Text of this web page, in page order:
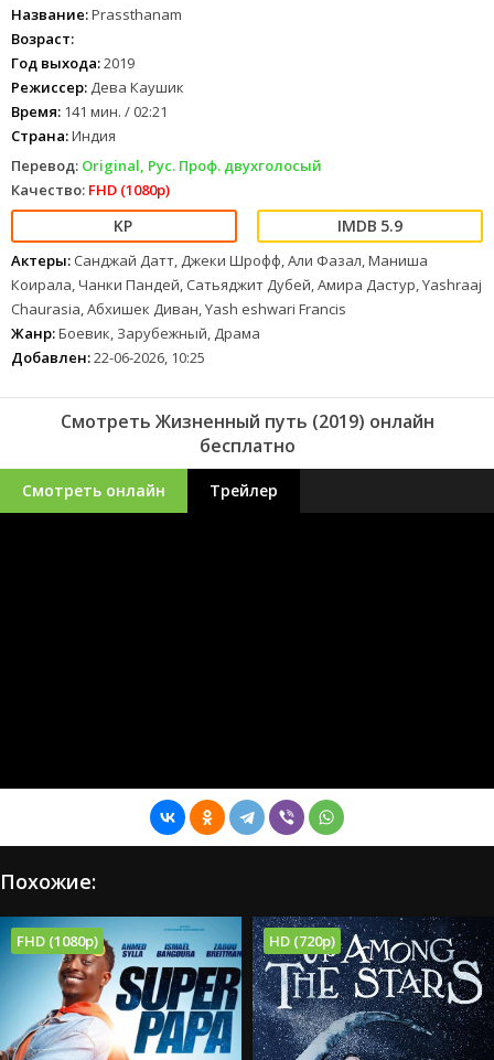
Название:Prassthanam
Возраст:
Год выхода:2019
Режиссер: Дева Каушик
Время: 141 мин. / 02:21
Страна:Индия
Перевод: Original, Рус. Проф. двухголосый
Качество: FHD (1080p)
5.9
Актеры: Санджай Датт, Джеки Шрофф, Али Фазал, Маниша
Коирала, Чанки Пандей, Сатьяджит Дубей, Амира Дастур, Yashraaj
Chaurasia, Абхишек Диван, Yash eshwari Francis
Жанр:Боевик, Зарубежный, Драма
Добавлен:22-06-2026, 10:25
Смотреть Жизненный путь (2019) онлайн
бесплатно
Смотреть онлайн Трейлер
Похожие:
FHD (1080p) HD (720p)